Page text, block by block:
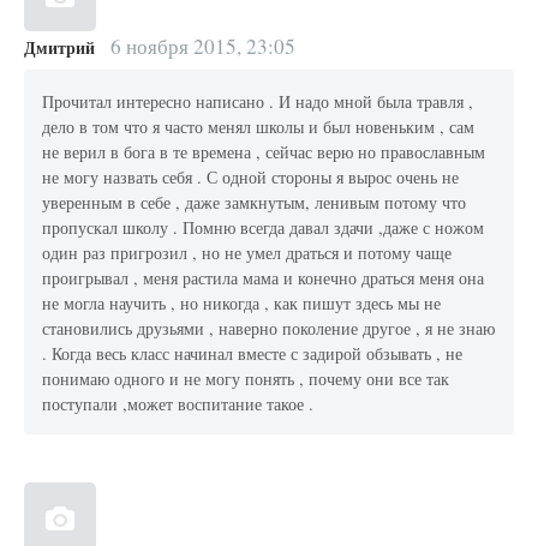
Дмитрий 6 ноября 2015, 23:05
Прочитал интересно написано . И надо мной была травля ,
дело в том что я часто менял школы и был новеньким , сам
не верил в бога в те времена , сейчас верю но православным
не могу назвать себя . С одной стороны я вырос очень не
уверенным в себе , даже замкнутым, ленивым потому что
пропускал школу . Помню всегда давал здачи ,даже с ножом
один раз пригрозил , но не умел драться и потому чаще
проигрывал , меня растила мама и конечно драться меня она
не могла научить , но никогда , как пишут здесь мы не
становились друзьями , наверно поколение другое , я не знаю
. Когда весь класс начинал вместе с задирой обзывать , не
понимаю одного и не могу понять , почему они все так
поступали ,может воспитание такое .